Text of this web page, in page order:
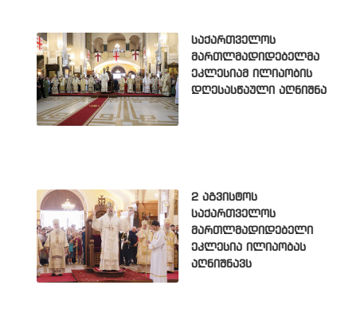
საქართველოს
მართლმადიდებელმა
ეკლესიამ ილიაობის
დღესასწაული აღნიშნა
2 აგვისტოს
საქართველოს
მართლმადიდებელი
ეკლესია ილიაობას
აღნიშნავს